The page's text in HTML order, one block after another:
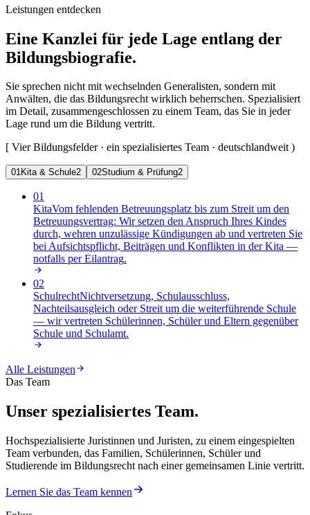
Leistungen entdecken
Eine Kanzlei für jede Lage entlang der
Bildungsbiografie.
Sie sprechen nicht mit wechselnden Generalisten, sondern mit
Anwälten, die das Bildungsrecht wirklich beherrschen. Spezialisiert
im Detail, zusammengeschlossen zu einem Team, das Sie in jeder
Lage rund um die Bildung vertritt.
[ Vier Bildungsfelder · ein spezialisiertes Team · deutschlandweit)
01Kita & Schule2 02Studium & Prüfung2
01
KitaVom fehlenden Betreuungsplatz bis zum Streit um den
Betreuungsvertrag: Wir setzen den Anspruch Ihres Kindes
durch, wehren unzulässige Kündigungen ab und vertreten Sie
bei Aufsichtspflicht, Beiträgen und Konflikten in der Kita —
notfalls per Eilantrag.
02
SchulrechtNichtversetzung, Schulausschluss,
Nachteilsausgleich oder Streit um die weiterführende Schule
— wir vertreten Schülerinnen, Schüler und Eltern gegenüber
Schule und Schulamt.
Alle Leistungen
Das Team
Unser spezialisiertes Team.
Hochspezialisierte Juristinnen und Juristen, zu einem eingespielten
Team verbunden, das Familien, Schülerinnen, Schüler und
Studierende im Bildungsrecht nach einer gemeinsamen Linie vertritt.
Lernen Sie das Team kennen